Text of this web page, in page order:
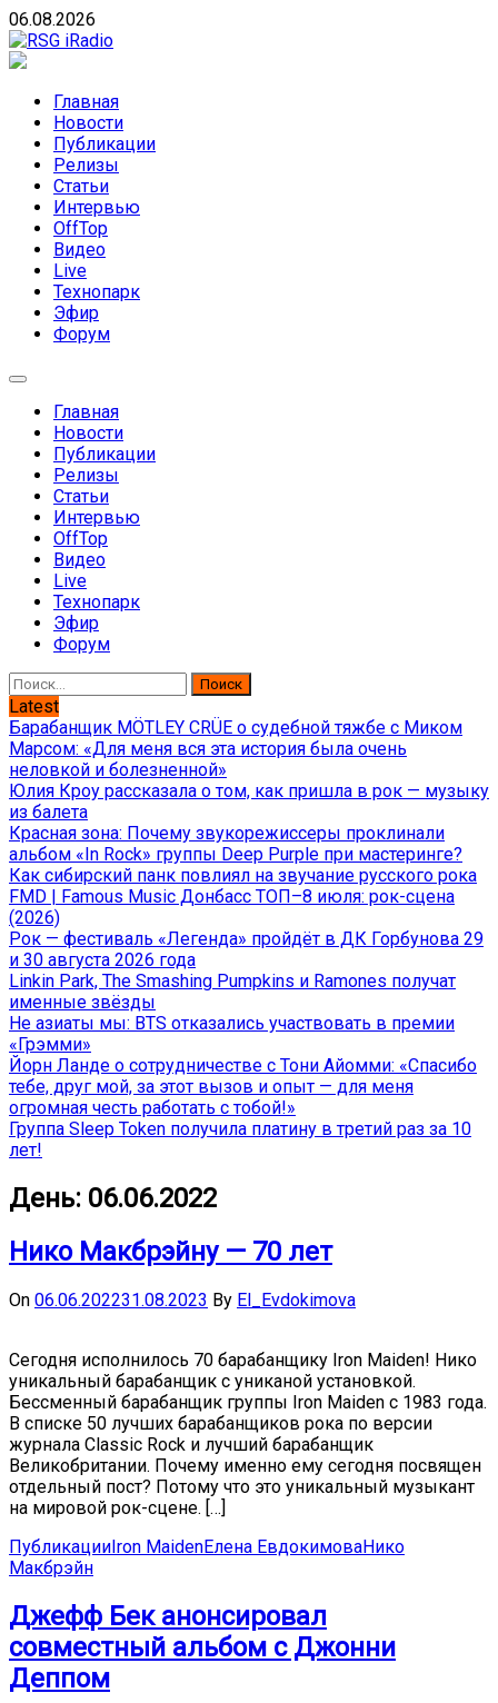
Skip
to
content
06.08.2026
направлений без возрастных ограничений
Главная
Новости
Публикации
Релизы
Статьи
Интервью
OffTop
Видео
Live
Технопарк
Эфир
Форум
Главная
Новости
Публикации
Релизы
Статьи
Интервью
OffTop
Видео
Live
Технопарк
Эфир
Форум
Найти:
Latest
Барабанщик MÖTLEY CRÜE о судебной тяжбе с Миком
Марсом: «Для меня вся эта история была очень
неловкой и болезненной»
Юлия Кроу рассказала о том, как пришла в рок — музыку
из балета
Красная зона: Почему звукорежиссеры проклинали
альбом «In Rock» группы Deep Purple при мастеринге?
Как сибирский панк повлиял на звучание русского рока
FMD | Famous Music Донбасс ТОП–8 июля: рок-сцена
(2026)
Рок — фестиваль «Легенда» пройдёт в ДК Горбунова 29
и 30 августа 2026 года
Linkin Park, The Smashing Pumpkins и Ramones получат
именные звёзды
Не азиаты мы: BTS отказались участвовать в премии
«Грэмми»
Йорн Ланде о сотрудничестве с Тони Айомми: «Спасибо
тебе, друг мой, за этот вызов и опыт — для меня
огромная честь работать с тобой!»
Группа Sleep Token получила платину в третий раз за 10
лет!
День: 06.06.2022
Нико Макбрэйну — 70 лет
On 06.06.202231.08.2023 By El_Evdokimova
Сегодня исполнилось 70 барабанщику Iron Maiden! Нико
уникальный барабанщик с униканой установкой.
Бессменный барабанщик группы Iron Maiden с 1983 года.
В списке 50 лучших барабанщиков рока по версии
журнала Classic Rock и лучший барабанщик
Великобритании. Почему именно ему сегодня посвящен
отдельный пост? Потому что это уникальный музыкант
на мировой рок-сцене. […]
ПубликацииIron MaidenЕлена ЕвдокимоваНико
Макбрэйн
Джефф Бек анонсировал
совместный альбом с Джонни
Деппом